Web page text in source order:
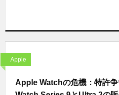
Apple
Apple Watchの危機：特許